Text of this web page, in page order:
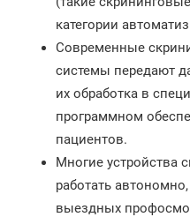
категории
Современные
системы передают
их обработка в
программном
пациентов.
Многие устройства
работать
выездных